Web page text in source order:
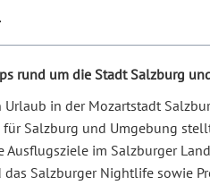
rund um die Stadt Salzburg
Urlaub in der Mozartstadt
für Salzburg und Umgebung
im Salzburger
das Salzburger Nightlife sowie